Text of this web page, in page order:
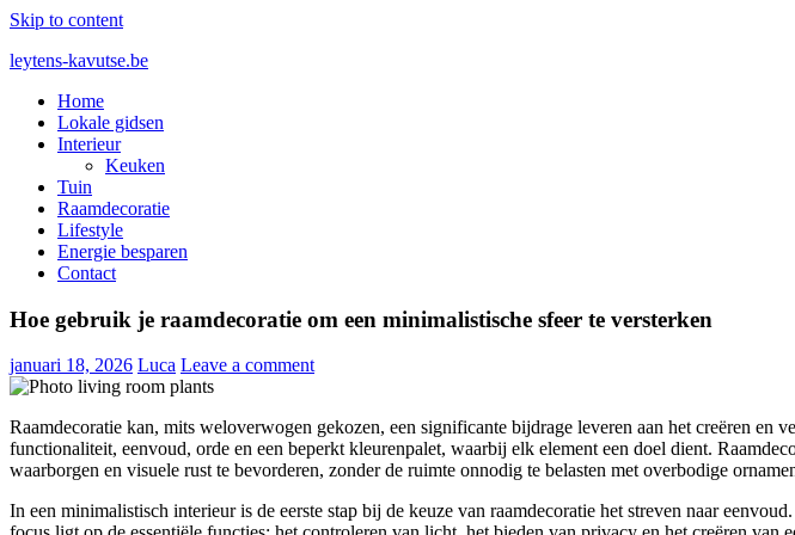
Skip to content
leytens-kavutse.be
Blog interieurstyling: Hoe je kleur en textuur combineert
Home
Lokale gidsen
Interieur
Keuken
Tuin
Raamdecoratie
Lifestyle
Energie besparen
Contact
Hoe gebruik je raamdecoratie om een minimalistische sfeer te versterken
januari 18, 2026 Luca Leave a comment
Raamdecoratie kan, mits weloverwogen gekozen, een significante bijdrage leveren aan het creëren
functionaliteit, eenvoud, orde en een beperkt kleurenpalet, waarbij elk element een doel dient.
waarborgen en visuele rust te bevorderen, zonder de ruimte onnodig te belasten met overbodige
In een minimalistisch interieur is de eerste stap bij de keuze van raamdecoratie het streven naar